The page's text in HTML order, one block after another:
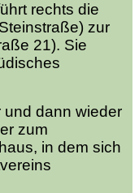
rechts die
zur
21). Sie
und dann wieder
zum
in dem sich